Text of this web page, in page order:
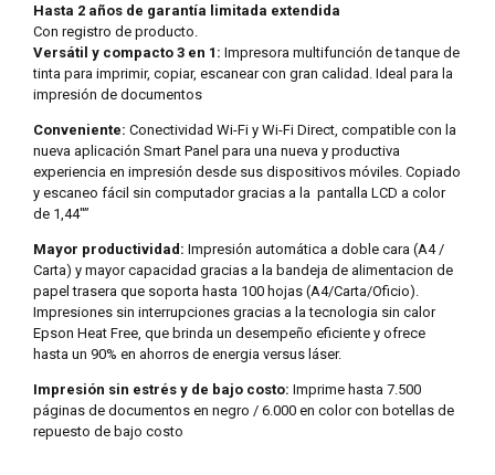
Hasta 2 años de garantía limitada extendida
Con registro de producto.
Versátil y compacto 3 en 1: Impresora multifunción de tanque de
tinta para imprimir, copiar, escanear con gran calidad. Ideal para la
impresión de documentos
Conveniente: Conectividad Wi-Fi y Wi-Fi Direct, compatible con la
nueva aplicación Smart Panel para una nueva y productiva
experiencia en impresión desde sus dispositivos móviles. Copiado
y escaneo fácil sin computador gracias a la pantalla LCD a color
de 1,44″”
Mayor productividad: Impresión automática a doble cara (A4 /
Carta) y mayor capacidad gracias a la bandeja de alimentacion de
papel trasera que soporta hasta 100 hojas (A4/Carta/Oficio).
Impresiones sin interrupciones gracias a la tecnologia sin calor
Epson Heat Free, que brinda un desempeño eficiente y ofrece
hasta un 90% en ahorros de energia versus láser.
Impresión sin estrés y de bajo costo: Imprime hasta 7.500
páginas de documentos en negro / 6.000 en color con botellas de
repuesto de bajo costo